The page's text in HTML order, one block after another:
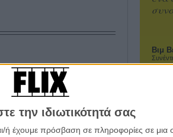
την ιδιωτικότητά σας
ή έχουμε πρόσβαση σε πληροφορίες σε
συνοπτικά τι
Βιμ